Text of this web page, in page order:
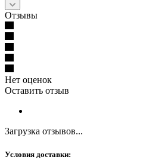
Отзывы
Нет оценок
Оставить отзыв
Загрузка отзывов...
Условия доставки: